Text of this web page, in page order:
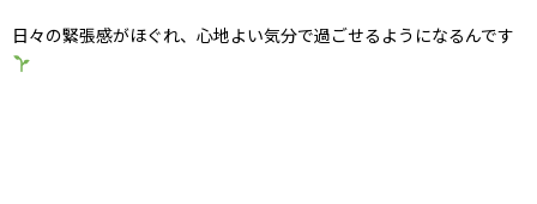
日々の緊張感がほぐれ、心地よい気分で過ごせるようになるんです